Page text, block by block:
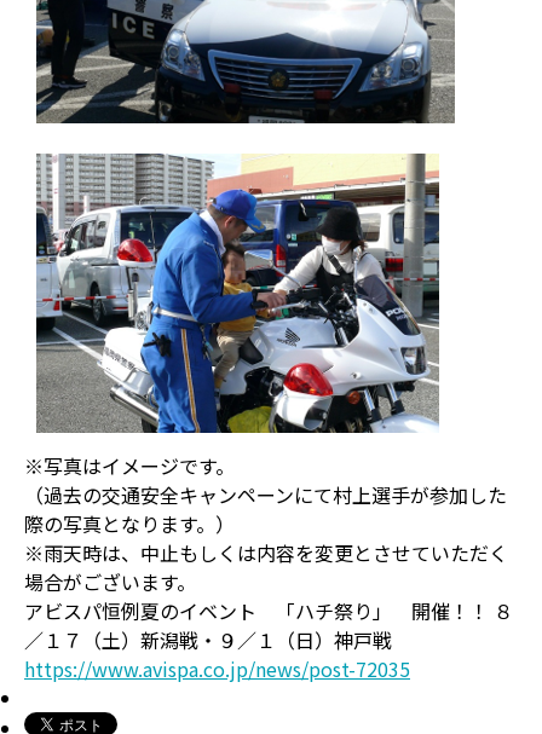
※写真はイメージです。
（過去の交通安全キャンペーンにて村上選手が参加した
際の写真となります。）
※雨天時は、中止もしくは内容を変更とさせていただく
場合がございます。
アビスパ恒例夏のイベント 「ハチ祭り」 開催！！ ８
／１７（土）新潟戦・９／１（日）神戸戦
https://www.avispa.co.jp/news/post-72035